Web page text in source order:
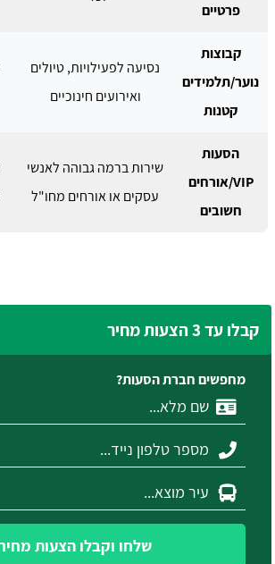
פרטיים
קבוצות
נוער/תלמידים
קטנות
נסיעה לפעילויות, טיולים
ואירועים חינוכיים
הסעות
VIP/אורחים
חשובים
שירות ברמה גבוהה לאנשי
עסקים או אורחים מחו"ל
קבלו עד 3 הצעות מחיר
מחפשים חברת הסעות?
שלחו וקבלו הצעות